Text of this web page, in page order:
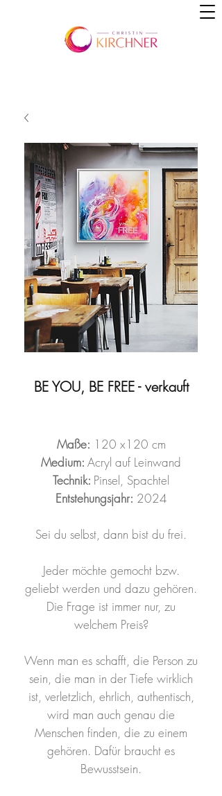
BE YOU, BE FREE - verkauft
Maße: 120 x120 cm
Medium: Acryl auf Leinwand
Technik: Pinsel, Spachtel
Entstehungsjahr: 2024
Sei du selbst, dann bist du frei.
Jeder möchte gemocht bzw.
geliebt werden und dazu gehören.
Die Frage ist immer nur, zu
welchem Preis?
Wenn man es schafft, die Person zu
sein, die man in der Tiefe wirklich
ist, verletzlich, ehrlich, authentisch,
wird man auch genau die
Menschen finden, die zu einem
gehören. Dafür braucht es
Bewusstsein.